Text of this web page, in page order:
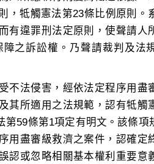
，牴觸憲法第23條比例原則。
有違罪刑法定原則，使聲請人
之訴訟權。乃聲請裁判及法
不法侵害，經依法定程序用盡
其所適用之法規範，認有牴觸
59條第1項定有明文。該條項
用盡審級救濟之案件，認確定
認或忽略相關基本權利重要意